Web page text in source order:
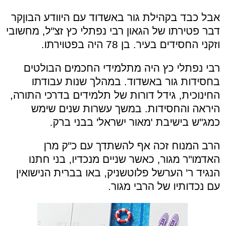
אבל כבד בקהילת גור באשדוד עם היוודע הבוןקר
דבר פטירתו של הגאון רבי נפתלי כץ זצ"ל, מחשובי
וזקני החסידים בעיר. בן 78 היה בפטוירתו.
רבי נפתלי כץ היה מתלמידי החכמים הבולטים
בחסידות גור באשדוד. במהלך שנות עבודתו
החינוכית, גידל דורות של תלמידים בדרכי התורה,
היראה והחסידות. במשך עשרות שנים שימש
כמג"ש בישיבת 'מאור ישראל' בבני ברק.
הרב המנוח זכה אף להשתדך עם כ"ק מרן
האדמו"ר מגור, כאשר שניים מנכדיו, בני חתנו
הנגיד ר' הערשל פלוטשניק, באו בברית הנישואין
עם נכדותיו של הרבי מגור.